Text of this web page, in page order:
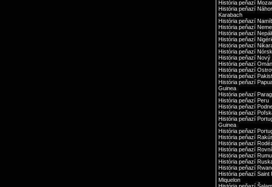
História peňazí
História peňazí
Karabach
História peňazí
História peňazí
História peňazí
História peňazí
História peňazí
História peňazí
História peňazí Nový
História peňazí
História peňazí
História peňazí
História peňazí
Guinea
História peňazí
História peňazí Peru
História peňazí
História peňazí
História peňazí
Guinea
História peňazí
História peňazí
História peňazí
História peňazí
História peňazí
História peňazí
História peňazí
História peňazí Saint
Miquelon